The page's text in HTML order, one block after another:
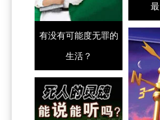
有没有可能度无罪的
生活？